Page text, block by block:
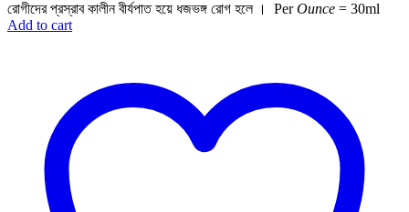
রোগীদের প্রস্রাব কালীন বীর্যপাত হয়ে ধজভঙ্গ রোগ হলে । PerOunce = 30ml
Add to cart